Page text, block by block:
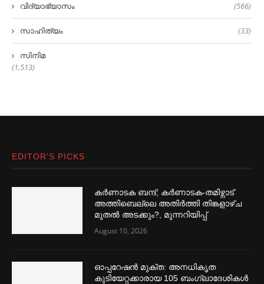
വിദ്യാഭ്യാസം (566)
സാഹിത്യം (33)
സിനിമ
(1,513)
EDITOR’S PICKS
കര്‍ണാടക ബന്ദ്; കര്‍ണാടക-തമിഴ്നാട്
അത്തിബെല്ലെ അതിര്‍ത്തി തിങ്കളാഴ്ച
മുതല്‍ അടക്കും?, മുന്നറിയിപ്പ്
August 10, 2026
ഓപ്പറേഷൻ മുക്ത: അനധികൃത
കുടിയേറ്റക്കാരായ 105 ബംഗ്ലാദേശികള്‍